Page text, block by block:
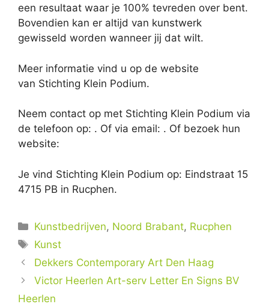
een resultaat waar je 100% tevreden over bent.
Bovendien kan er altijd van kunstwerk
gewisseld worden wanneer jij dat wilt.
Meer informatie vind u op de website
van Stichting Klein Podium.
Neem contact op met Stichting Klein Podium via
de telefoon op: . Of via email: . Of bezoek hun
website:
Je vind Stichting Klein Podium op: Eindstraat 15
4715 PB in Rucphen.
Categorieën
Kunstbedrijven, Noord Brabant, Rucphen
Tags
Kunst
Dekkers Contemporary Art Den Haag
Victor Heerlen Art-serv Letter En Signs BV
Heerlen